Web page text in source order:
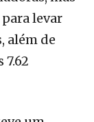
levar
além de